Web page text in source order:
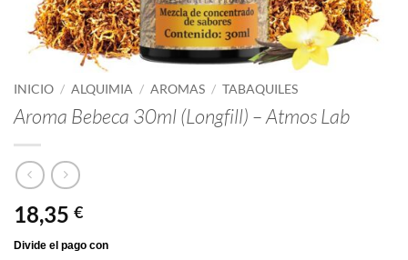
INICIO / ALQUIMIA / AROMAS / TABAQUILES
Aroma Bebeca 30ml (Longfill) – Atmos Lab
18,35 €